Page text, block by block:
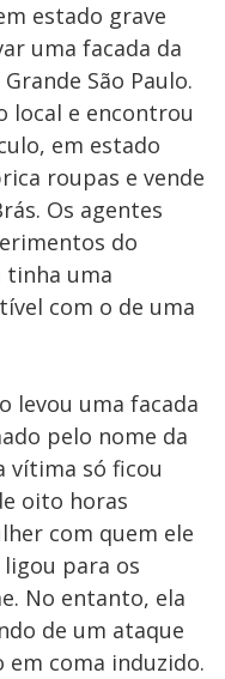
estado grave
uma facada da
São Paulo.
local e encontrou
em estado
roupas e vende
Os agentes
do
tinha uma
com o de uma
levou uma facada
pelo nome da
vítima só ficou
oito horas
com quem ele
para os
No entanto, ela
de um ataque
em coma induzido.